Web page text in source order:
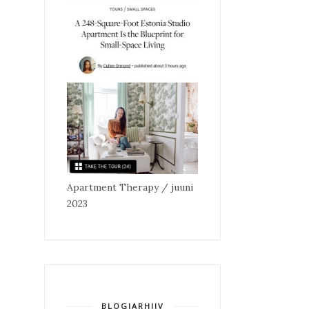
Apartment Therapy / juuni
2023
BLOGIARHIIV